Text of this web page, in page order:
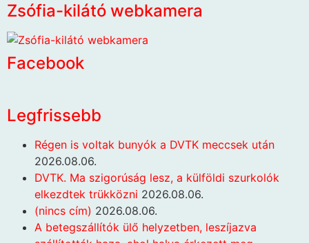
Zsófia-kilátó webkamera
Facebook
Legfrissebb
Régen is voltak bunyók a DVTK meccsek után
2026.08.06.
DVTK. Ma szigorúság lesz, a külföldi szurkolók
elkezdtek trükközni 2026.08.06.
(nincs cím) 2026.08.06.
A betegszállítók ülő helyzetben, leszíjazva